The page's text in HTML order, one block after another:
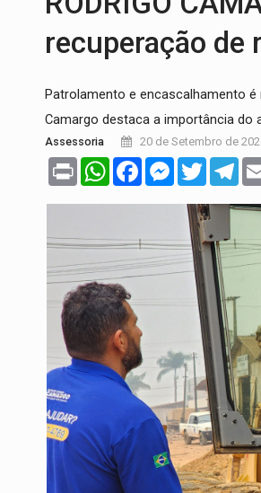
Publicação Legal:
BR-364:Polícia
EMOCIONE:
DEFESA:Exército
TEMAS
recuperação de
Patrolamento e encascalhamento
Camargo destaca a importância
Assessoria 20 de Setembro de
Print WhatsAppFacebookMessenger
Twitter